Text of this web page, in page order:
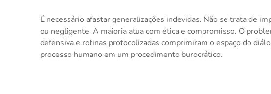
É necessário afastar generalizações indevidas. Não se trata de
ou negligente. A maioria atua com ética e compromisso. O
defensiva e rotinas protocolizadas comprimiram o espaço do
processo humano em um procedimento burocrático.